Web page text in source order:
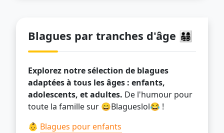
Blagues par tranches d'âge 👨‍👩‍👧‍👦
Explorez notre sélection de blagues
adaptées à tous les âges : enfants,
adolescents, et adultes. De l'humour pour
toute la famille sur 😄Blagueslol😂 !
👶 Blagues pour enfants